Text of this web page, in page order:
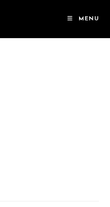
MENU